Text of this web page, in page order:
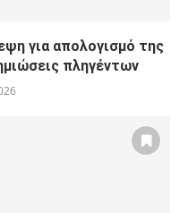
για απολογισμό της
πληγέντων